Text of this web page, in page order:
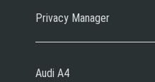
Privacy Manager
Audi A4